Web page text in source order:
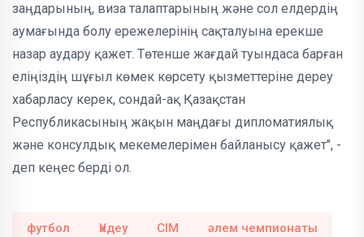
заңдарының, виза талаптарының және сол елдердің
аумағында болу ережелерінің сақталуына ерекше
назар аудару қажет. Төтенше жағдай туындаса барған
еліңіздің шұғыл көмек көрсету қызметтеріне дереу
хабарласу керек, сондай-ақ Қазақстан
Республикасының жақын маңдағы дипломатиялық
және консулдық мекемелерімен байланысу қажет", -
деп кеңес берді ол.
футбол Үндеу СІМ әлем чемпионаты